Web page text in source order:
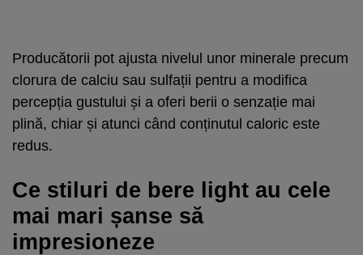
Producătorii pot ajusta nivelul unor minerale precum
clorura de calciu sau sulfații pentru a modifica
percepția gustului și a oferi berii o senzație mai
plină, chiar și atunci când conținutul caloric este
redus.
Ce stiluri de bere light au cele
mai mari șanse să
impresioneze